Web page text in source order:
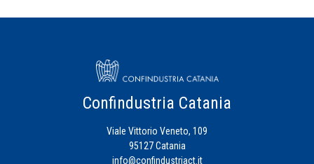
Confindustria Catania
Viale Vittorio Veneto, 109
95127 Catania
info@confindustriact.it